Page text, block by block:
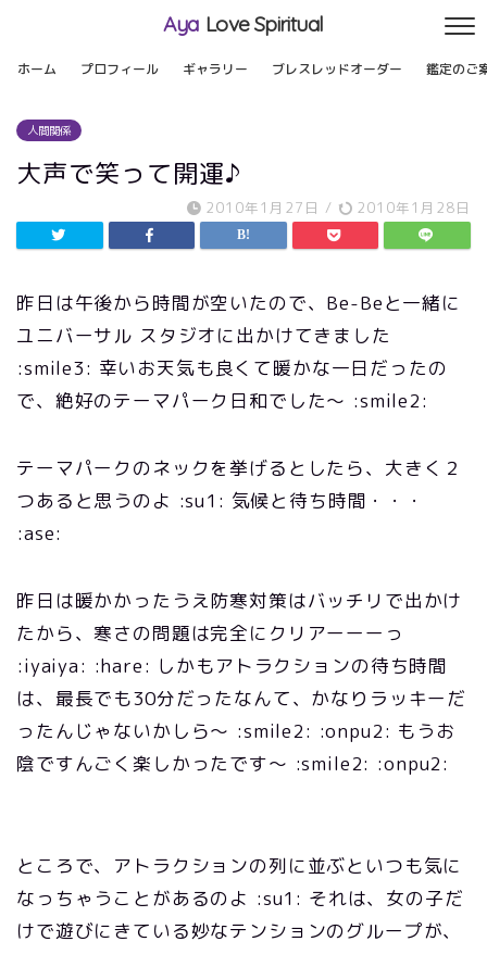
Aya Love Spiritual
ホーム プロフィール ギャラリー ブレスレッドオーダー 鑑定のご
人間関係
大声で笑って開運♪
2010年1月27日 / 2010年1月28日
昨日は午後から時間が空いたので、Be-Beと一緒に
ユニバーサル スタジオに出かけてきました
:smile3: 幸いお天気も良くて暖かな一日だったの
で、絶好のテーマパーク日和でした～ :smile2:
テーマパークのネックを挙げるとしたら、大きく２
つあると思うのよ :su1: 気候と待ち時間・・・
:ase:
昨日は暖かかったうえ防寒対策はバッチリで出かけ
たから、寒さの問題は完全にクリアーーーっ
:iyaiya: :hare: しかもアトラクションの待ち時間
は、最長でも30分だったなんて、かなりラッキーだ
ったんじゃないかしら～ :smile2: :onpu2: もうお
陰ですんごく楽しかったです～ :smile2: :onpu2:
ところで、アトラクションの列に並ぶといつも気に
なっちゃうことがあるのよ :su1: それは、女の子だ
けで遊びにきている妙なテンションのグループが、